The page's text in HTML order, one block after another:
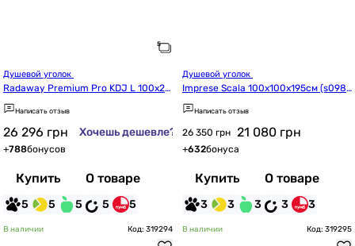
Radaway Premium Pro KDJ L 100x20
0 (1015100-01-01L)
Написать отзыв
26 296 грн Хочешь дешевле?
+788бонусов
Купить О товаре
5 5 5 5 5
Imprese Scala 100x100x195см (s098
06051GR)
Написать отзыв
26 350 грн 21 080 грн
+632бонуса
Купить О товаре
3 3 3 3 3
В наличии Код: 319294 В наличии Код: 319295